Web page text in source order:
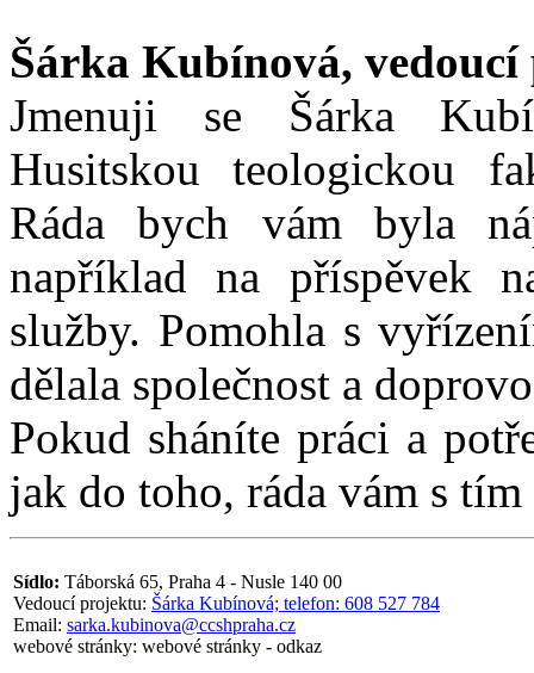
Šárka Kubínová,
Jmenuji se Šárka
Husitskou teologickou
Ráda bych vám byla
například na příspěvek
služby. Pomohla s
dělala společnost a
Pokud sháníte práci a
jak do toho, ráda vám s
Sídlo: Táborská 65, Praha 4 - Nusle 140 00
Vedoucí projektu: Šárka Kubínová; telefon: 608 527 784
Email: sarka.kubinova@ccshpraha.cz
webové stránky: webové stránky - odkaz